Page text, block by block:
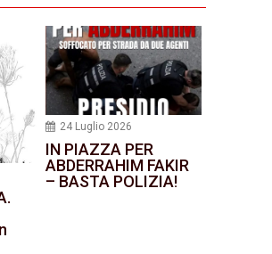
24 Luglio 2026
IN PIAZZA PER
ABDERRAHIM FAKIR
– BASTA POLIZIA!